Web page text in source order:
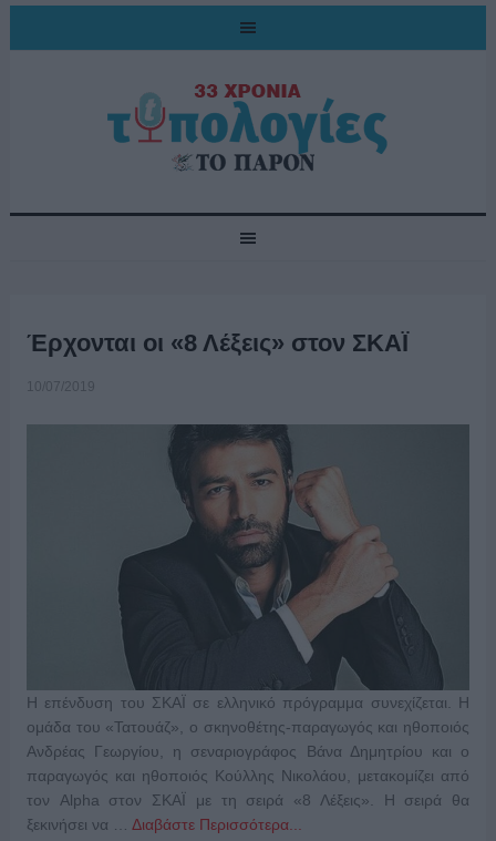
Έρχονται οι «8 Λέξεις» στον ΣΚΑΪ
10/07/2019
Η επένδυση του ΣΚΑΪ σε ελληνικό πρόγραμμα συνεχίζεται. Η
ομάδα του «Τατουάζ», ο σκηνοθέτης-παραγωγός και ηθοποιός
Ανδρέας Γεωργίου, η σεναριογράφος Βάνα Δημητρίου και ο
παραγωγός και ηθοποιός Κούλλης Νικολάου, μετακομίζει από
τον Alpha στον ΣΚΑΪ με τη σειρά «8 Λέξεις». Η σειρά θα
ξεκινήσει να … Διαβάστε Περισσότερα...